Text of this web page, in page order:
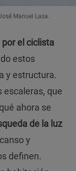
Manuel Lasa.
por el ciclista
estos
y estructura.
escaleras, que
ahora se
de la luz
y
definen.